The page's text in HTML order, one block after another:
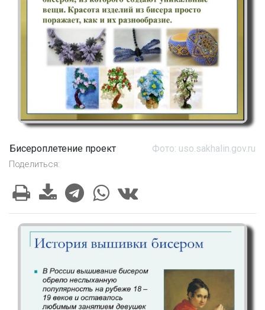
Бисероплетение проект Фото: uso.sakhalin.gov.ru
Поделиться: